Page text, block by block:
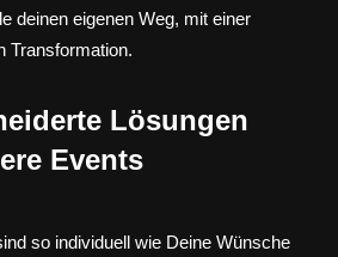
deinen eigenen Weg, mit einer
Transformation.
Lösungen
Events
so individuell wie Deine Wünsche